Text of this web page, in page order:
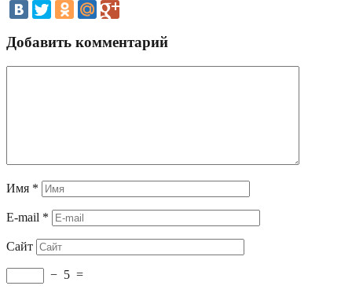
Добавить комментарий
Имя *
E-mail *
Сайт
− 5 =